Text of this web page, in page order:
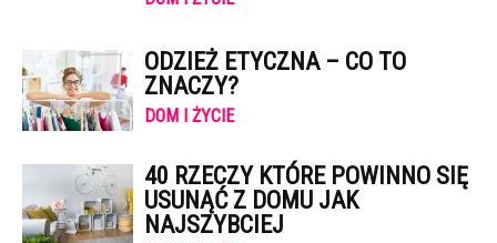
ODZIEŻ ETYCZNA – CO TO
ZNACZY?
DOM I ŻYCIE
40 RZECZY KTÓRE POWINNO SIĘ
USUNĄĆ Z DOMU JAK
NAJSZYBCIEJ